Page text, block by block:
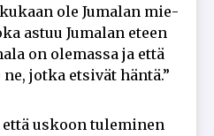
ole Ju­ma­lan mie­
as­tuu Ju­ma­lan eteen
on ole­mas­sa ja et­tä
jot­ka et­si­vät hän­tä.”
us­koon tu­le­mi­nen